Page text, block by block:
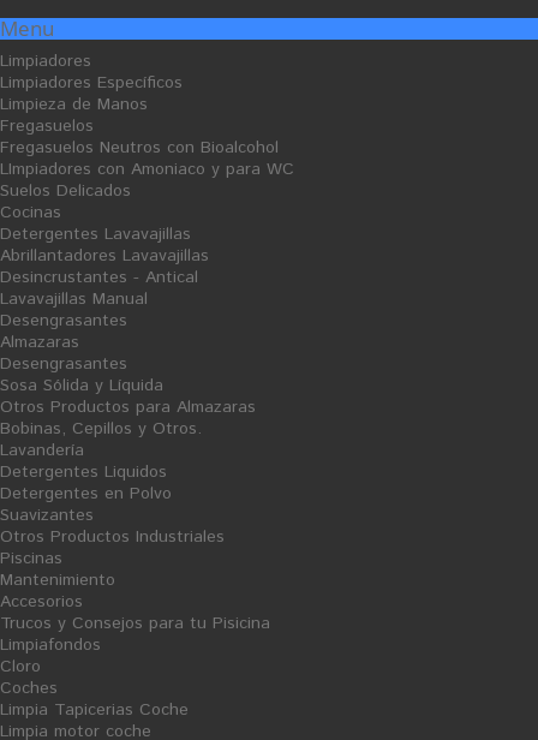
Menu
Limpiadores
Limpiadores Específicos
Limpieza de Manos
Fregasuelos
Fregasuelos Neutros con Bioalcohol
LImpiadores con Amoniaco y para WC
Suelos Delicados
Cocinas
Detergentes Lavavajillas
Abrillantadores Lavavajillas
Desincrustantes - Antical
Lavavajillas Manual
Desengrasantes
Almazaras
Desengrasantes
Sosa Sólida y Líquida
Otros Productos para Almazaras
Bobinas, Cepillos y Otros.
Lavandería
Detergentes Liquidos
Detergentes en Polvo
Suavizantes
Otros Productos Industriales
Piscinas
Mantenimiento
Accesorios
Trucos y Consejos para tu Pisicina
Limpiafondos
Cloro
Coches
Limpia Tapicerias Coche
Limpia motor coche
INFORMACIÓN SOBRE LA TIENDA
ENLACES DE INTERÉS